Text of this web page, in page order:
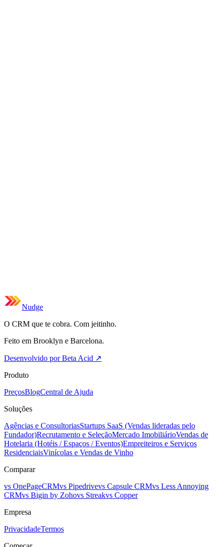
Nudge
O CRM que te cobra. Com jeitinho.
Feito em Brooklyn e Barcelona.
Desenvolvido por Beta Acid ↗
Produto
PreçosBlogCentral de Ajuda
Soluções
Agências e ConsultoriasStartups SaaS (Vendas lideradas pelo
Fundador)Recrutamento e SeleçãoMercado ImobiliárioVendas de
Hotelaria (Hotéis / Espaços / Eventos)Empreiteiros e Serviços
ResidenciaisVinícolas e Vendas de Vinho
Comparar
vs OnePageCRMvs Pipedrivevs Capsule CRMvs Less Annoying
CRMvs Bigin by Zohovs Streakvs Copper
Empresa
PrivacidadeTermos